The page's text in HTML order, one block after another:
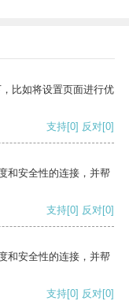
比如将设置页面进行优
支持[0] 反对[0]
和安全性的连接，并帮
支持[0] 反对[0]
和安全性的连接，并帮
支持[0] 反对[0]